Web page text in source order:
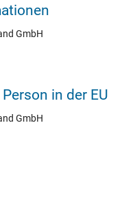
GmbH
in der EU
GmbH